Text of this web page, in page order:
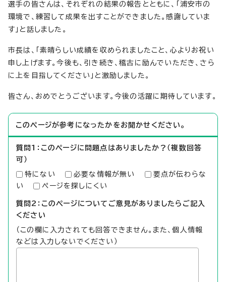
選手の皆さんは、それぞれの結果の報告とともに、「浦安市の
環境で、練習して成果を出すことができました。感謝していま
す」と話しました。
市長は、「素晴らしい成績を収められましたこと、心よりお祝い
申し上げます。今後も、引き続き、稽古に励んでいただき、さら
に上を目指してください」と激励しました。
皆さん、おめでとうございます。今後の活躍に期待しています。
このページが参考になったかをお聞かせください。
質問1：このページに問題点はありましたか？（複数回答
可）
特にない 必要な情報が無い
要点が伝わらな
い
ページを探しにくい
質問2：このページについてご意見がありましたらご記入
ください
（この欄に入力されても回答できません。また、個人情報
などは入力しないでください）